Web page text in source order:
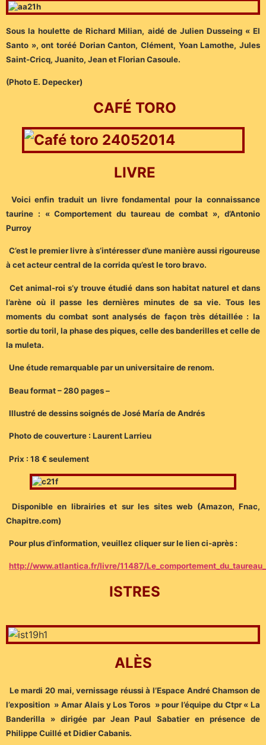
Sous la houlette de Richard Milian, aidé de Julien Dusseing « El
Santo », ont toréé Dorian Canton, Clément, Yoan Lamothe, Jules
Saint-Cricq, Juanito, Jean et Florian Casoule.
(Photo E. Depecker)
CAFÉ TORO
LIVRE
Voici enfin traduit un livre fondamental pour la connaissance
taurine : « Comportement du taureau de combat », d’Antonio
Purroy
C’est le premier livre à s’intéresser d’une manière aussi rigoureuse
à cet acteur central de la corrida qu’est le toro bravo.
Cet animal-roi s’y trouve étudié dans son habitat naturel et dans
l’arène où il passe les dernières minutes de sa vie. Tous les
moments du combat sont analysés de façon très détaillée : la
sortie du toril, la phase des piques, celle des banderilles et celle de
la muleta.
Une étude remarquable par un universitaire de renom.
Beau format – 280 pages –
Illustré de dessins soignés de José María de Andrés
Photo de couverture : Laurent Larrieu
Prix : 18 € seulement
Disponible en librairies et sur les sites web (Amazon, Fnac,
Chapitre.com)
Pour plus d’information, veuillez cliquer sur le lien ci-après :
http://www.atlantica.fr/livre/11487/
ISTRES
ALÈS
Le mardi 20 mai, vernissage réussi à l’Espace André Chamson de
l’exposition » Amar Alais y Los Toros » pour l’équipe du Ctpr « La
Banderilla » dirigée par Jean Paul Sabatier en présence de
Philippe Cuillé et Didier Cabanis.